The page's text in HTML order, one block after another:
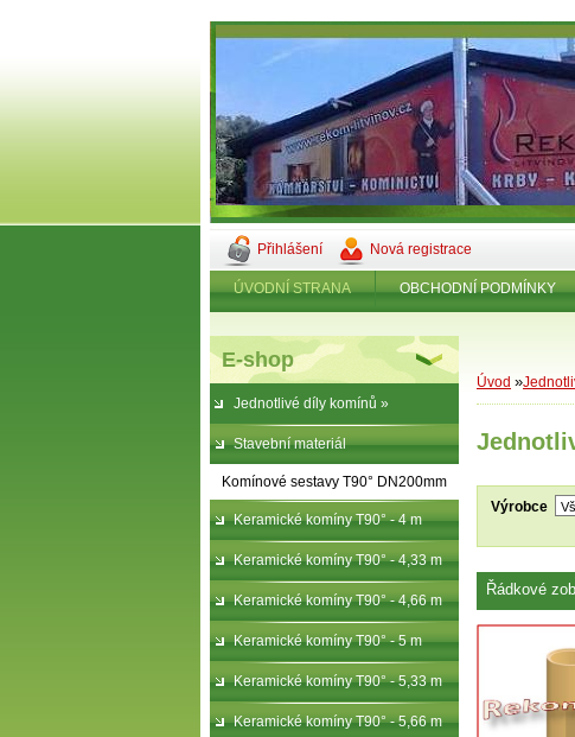
Přihlášení Nová registrace
ÚVODNÍ STRANA OBCHODNÍ PODMÍNKY
E-shop
Jednotlivé díly komínů »
Stavební materiál
Komínové sestavy T90° DN200mm
Keramické komíny T90° - 4 m
Keramické komíny T90° - 4,33 m
Keramické komíny T90° - 4,66 m
Keramické komíny T90° - 5 m
Keramické komíny T90° - 5,33 m
Keramické komíny T90° - 5,66 m
Úvod »
Výrobce
Řádkové